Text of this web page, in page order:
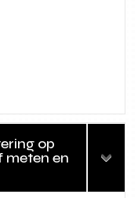
op
meten en